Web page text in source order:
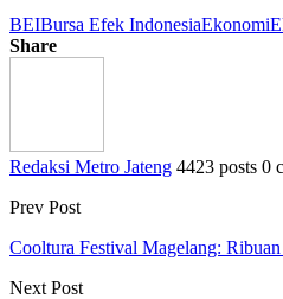
BEIBursa Efek IndonesiaEkonomi
Share
Redaksi Metro Jateng 4423 posts 0
Prev Post
Cooltura Festival Magelang:
Next Post